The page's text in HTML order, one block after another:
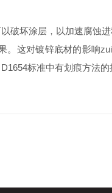
坏涂层，以加速腐蚀进
对镀锌底材的影响
标准中有划痕方法的